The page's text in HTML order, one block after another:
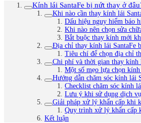
Kính lái SantaFe bị nứt thay ở
Khi nào cần thay kính lái
Dấu hiệu nguy hiểm báo
Khi nào nên chọn sửa
Bắt buộc thay kính mới
Địa chỉ thay kính lái SantaFe
Tiêu chí để chọn địa chỉ
Chi phí và thời gian thay kính
Một số mẹo lựa chọn
Hướng dẫn chăm sóc kính lái
Checklist chăm sóc kính
Lưu ý khi sử dụng dịch
Giải pháp xử lý khẩn cấp khi
Quy trình xử lý khẩn cấp
Kết luận